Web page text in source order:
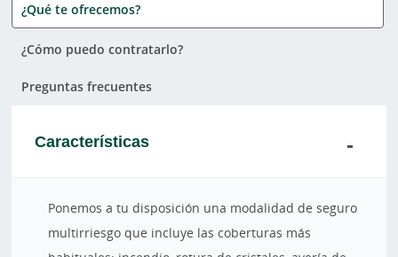
¿Qué te ofrecemos?
¿Cómo puedo contratarlo?
Preguntas frecuentes
Características
Ponemos a tu disposición una modalidad de seguro
multirriesgo que incluye las coberturas más